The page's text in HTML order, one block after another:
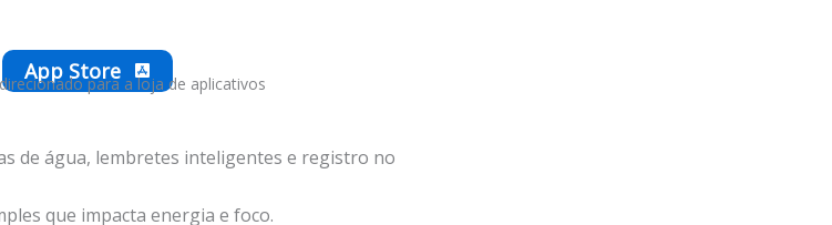
App Storepara a loja de aplicativos
de água, lembretes inteligentes e registro no
que impacta energia e foco.